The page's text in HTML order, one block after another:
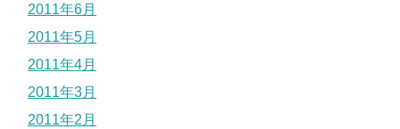
2011年6月
2011年5月
2011年4月
2011年3月
2011年2月